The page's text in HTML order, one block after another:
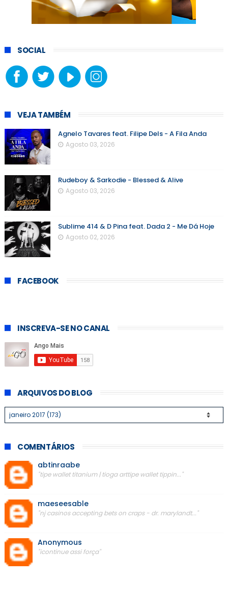
SOCIAL
VEJA TAMBÉM
Agnelo Tavares feat. Filipe Dels - A Fila Anda
Agosto 03, 2026
Rudeboy & Sarkodie - Blessed & Alive
Agosto 03, 2026
Sublime 414 & D Pina feat. Dada 2 - Me Dá Hoje
Agosto 02, 2026
FACEBOOK
INSCREVA-SE NO CANAL
ARQUIVOS DO BLOG
COMENTÁRIOS
abtinraabe
"tipe wallet titanium | tioga arttipe wallet tippin..."
maeseesable
"nj casinos accepting bets on craps - dr. marylandt..."
Anonymous
"icontinue assi força"